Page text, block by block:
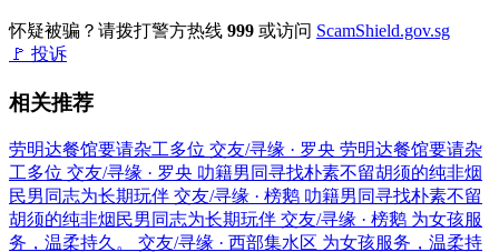
怀疑被骗？请拨打警方热线 999 或访问 ScamShield.gov.sg
🚩 投诉
相关推荐
劳明达餐馆要请杂工多位 交友/寻缘 · 罗央 劳明达餐馆要请杂
工多位 交友/寻缘 · 罗央 叻籍男同寻找朴素不留胡须的纯非烟
民男同志为长期玩伴 交友/寻缘 · 榜鹅 叻籍男同寻找朴素不留
胡须的纯非烟民男同志为长期玩伴 交友/寻缘 · 榜鹅 为女孩服
务，温柔持久。
交友/寻缘 · 西部集水区 为女孩服务，温柔持